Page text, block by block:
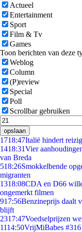
Actueel
Entertainment
Sport
Film & Tv
Games
Toon berichten van deze
Weblog
Column
(P)review
Special
Poll
Scrollbar gebruiken
opslaan
1718:47Italië hindert
1418:31Vier
van Breda
518:26Smokkelbende
migranten
1318:08CDA en D66
ongemerkt filmen
917:56Benzineprijs daalt
blijft
2317:47Voedselprijzen
1114:50VrijMiBabes